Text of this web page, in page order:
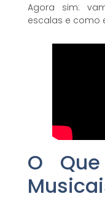
Agora sim:
escalas e como
O